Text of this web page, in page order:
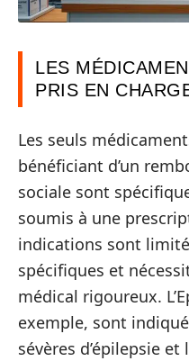
LES
PRIS EN
Les seuls
bénéficiant d’un
sociale sont
soumis à une
indications sont
spécifiques et
médical rigoureux.
exemple, sont
sévères d’épilepsie